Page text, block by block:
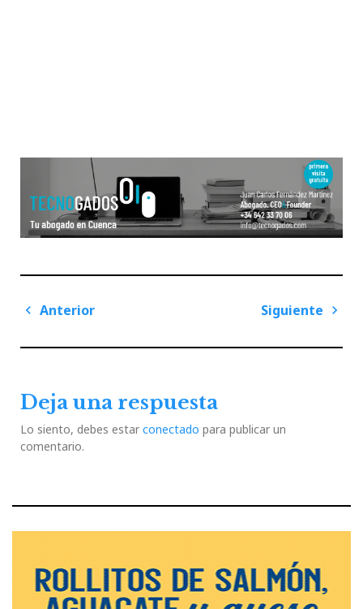
Navegación
entradas
Anterior
Siguiente
Deja una respuesta
Lo siento, debes estar conectado para publicar un
comentario.